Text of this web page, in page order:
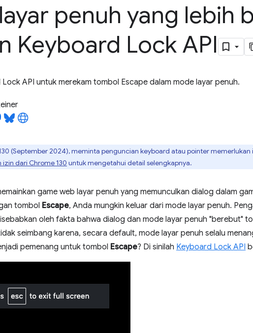
penuh yang lebih
Keyboard Lock API
API untuk merekam tombol Escape dalam mode layar penuh.
(September 2024), meminta penguncian keyboard atau pointer memerlukan
izin dari Chrome 130 untuk mengetahui detail selengkapnya.
game web layar penuh yang memunculkan dialog dalam
tombol Escape, Anda mungkin keluar dari mode layar penuh.
oleh fakta bahwa dialog dan mode layar penuh "berebut"
seimbang karena, secara default, mode layar penuh selalu
pemenang untuk tombol Escape? Di sinilah Keyboard Lock API